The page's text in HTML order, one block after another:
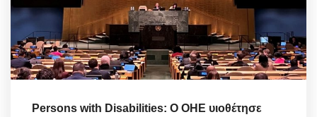
Persons with Disabilities: Ο ΟΗΕ υιοθέτησε